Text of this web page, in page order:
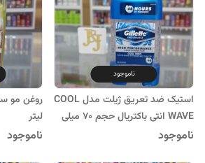
ناموجود
استیک ضد تعریق ژیلت مدل COOL
WAVE انتی باکتریال حجم 70 میلی
لیتر
ناموجود
لیتر
ناموجود